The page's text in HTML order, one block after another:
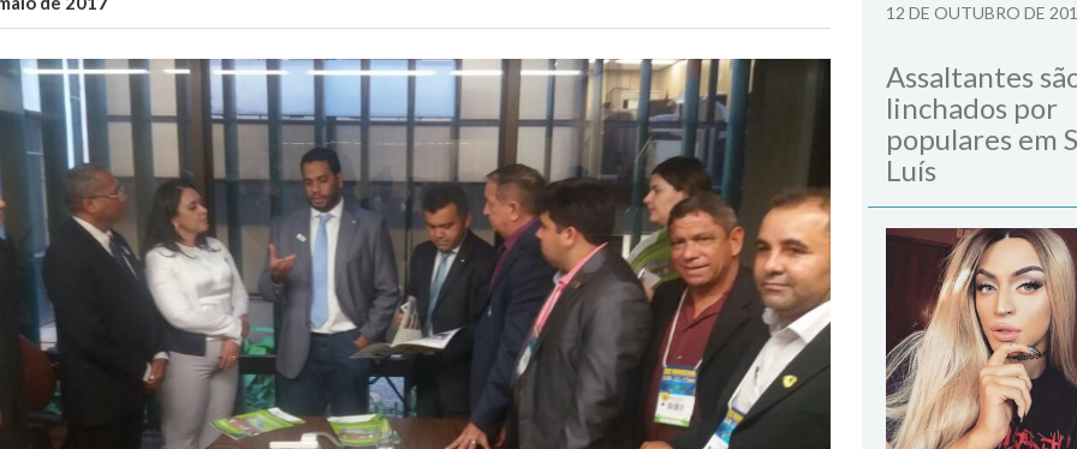
12 DE OUTUBRO DE
Assaltantes
linchados por
populares em
Luís